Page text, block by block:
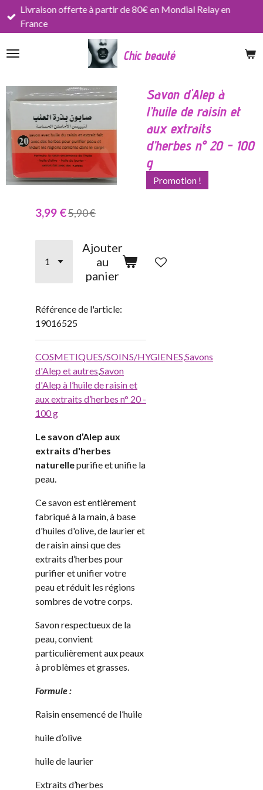
Passer
principal
Chic beauté
Livraison offerte à partir de 80€ en Mondial Relay en
France
Savon d'Alep à
l’huile de raisin et
aux extraits
d’herbes n° 20 - 100
g
Promotion !
3,99 €5,90 €
Ajouter
au
panier
Référence de l'article:
19016525
COSMETIQUES/SOINS/HYGIENES,Savons
d'Alep et autres,Savon
d'Alep à l’huile de raisin et
aux extraits d’herbes n° 20 -
100 g
Le savon d’Alep aux
extraits d'herbes
naturellepurifie et unifie la
peau.
Ce savon est entièrement
fabriqué à la main, à base
d'huiles d'olive, de laurier et
de raisin ainsi que des
extraits d’herbes pour
purifier et unifier votre
peau et réduit les régions
sombres de votre corps.
Savon respectueux de la
peau, convient
particulièrement aux peaux
à problèmes et grasses.
Formule :
Raisin ensemencé de l’huile
huile d’olive
huile de laurier
Extraits d’herbes